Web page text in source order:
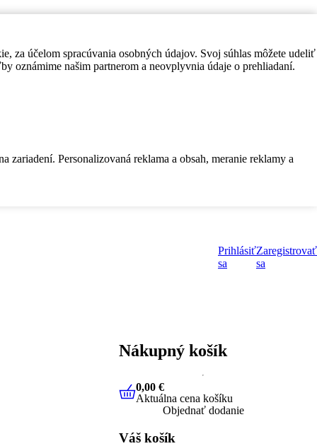
za účelom spracúvania osobných údajov. Svoj súhlas môžete udeliť
oznámime našim partnerom a neovplyvnia údaje o prehliadaní.
Personalizovaná reklama a obsah, meranie reklamy a
Prihlásiť
sa
Zaregistrovať
sa
Nákupný košík
0,00 €Aktuálna cena košíku
0,00 €
Aktuálna cena košíku
Objednať dodanie
Váš košík